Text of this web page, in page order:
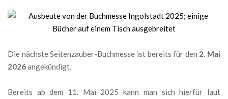
Die nächste Seitenzauber-Buchmesse ist bereits für den 2. Mai
2026angekündigt.
Bereits ab dem 11. Mai 2025 kann man sich hierfür laut